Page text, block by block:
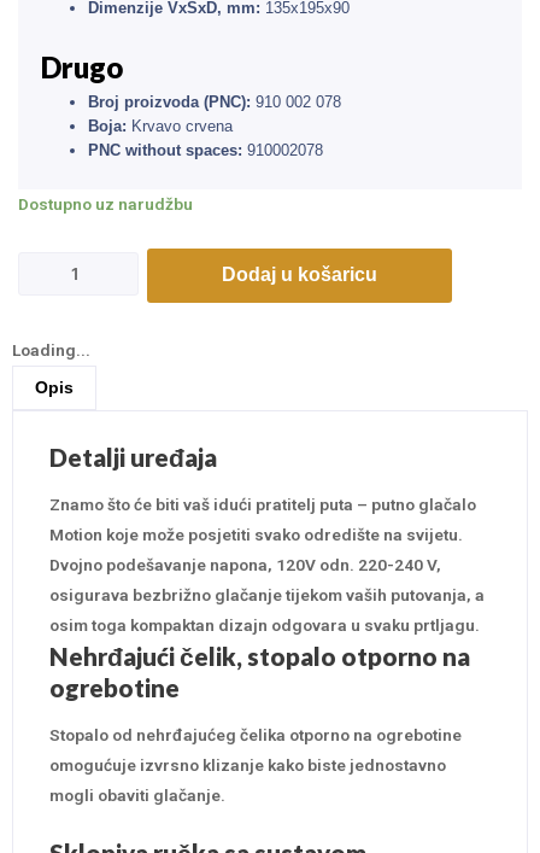
Dimenzije VxŠxD, mm: 135x195x90
Drugo
Broj proizvoda (PNC): 910 002 078
Boja: Krvavo crvena
PNC without spaces: 910002078
Dostupno uz narudžbu
Dodaj u košaricu
Loading...
Opis
Detalji uređaja
Znamo što će biti vaš idući pratitelj puta – putno glačalo
Motion koje može posjetiti svako odredište na svijetu.
Dvojno podešavanje napona, 120V odn. 220-240 V,
osigurava bezbrižno glačanje tijekom vaših putovanja, a
osim toga kompaktan dizajn odgovara u svaku prtljagu.
Nehrđajući čelik, stopalo otporno na
ogrebotine
Stopalo od nehrđajućeg čelika otporno na ogrebotine
omogućuje izvrsno klizanje kako biste jednostavno
mogli obaviti glačanje.